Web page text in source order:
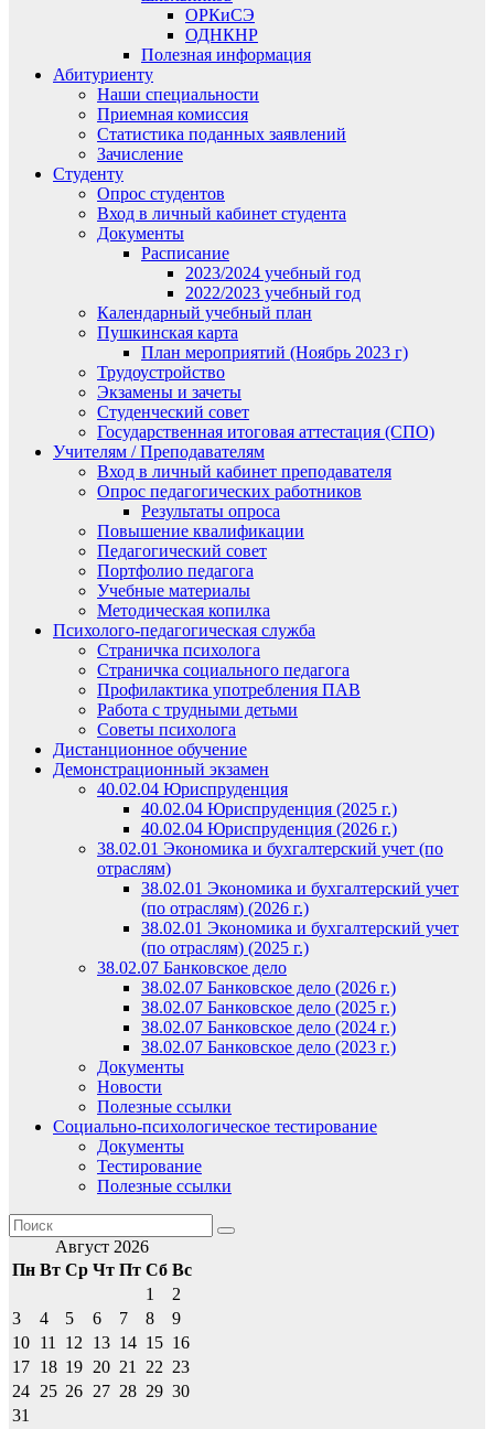
ОРКиСЭ
ОДНКНР
Полезная информация
Абитуриенту
Наши специальности
Приемная комиссия
Статистика поданных заявлений
Зачисление
Студенту
Опрос студентов
Вход в личный кабинет студента
Документы
Расписание
2023/2024 учебный год
2022/2023 учебный год
Календарный учебный план
Пушкинская карта
План мероприятий (Ноябрь 2023 г)
Трудоустройство
Экзамены и зачеты
Студенческий совет
Государственная итоговая аттестация (СПО)
Учителям / Преподавателям
Вход в личный кабинет преподавателя
Опрос педагогических работников
Результаты опроса
Повышение квалификации
Педагогический совет
Портфолио педагога
Учебные материалы
Методическая копилка
Психолого-педагогическая служба
Страничка психолога
Страничка социального педагога
Профилактика употребления ПАВ
Работа с трудными детьми
Советы психолога
Дистанционное обучение
Демонстрационный экзамен
40.02.04 Юриспруденция
40.02.04 Юриспруденция (2025 г.)
40.02.04 Юриспруденция (2026 г.)
38.02.01 Экономика и бухгалтерский учет (по
отраслям)
38.02.01 Экономика и бухгалтерский учет
(по отраслям) (2026 г.)
38.02.01 Экономика и бухгалтерский учет
(по отраслям) (2025 г.)
38.02.07 Банковское дело
38.02.07 Банковское дело (2026 г.)
38.02.07 Банковское дело (2025 г.)
38.02.07 Банковское дело (2024 г.)
38.02.07 Банковское дело (2023 г.)
Документы
Новости
Полезные ссылки
Социально-психологическое тестирование
Документы
Тестирование
Полезные ссылки
Август 2026
Пн Вт Ср Чт Пт Сб Вс
1
2
3
4 5 6 7 8
9
10 11 12 13 14 15 16
17 18 19 20 21 22 23
24 25 26 27 28 29 30
31